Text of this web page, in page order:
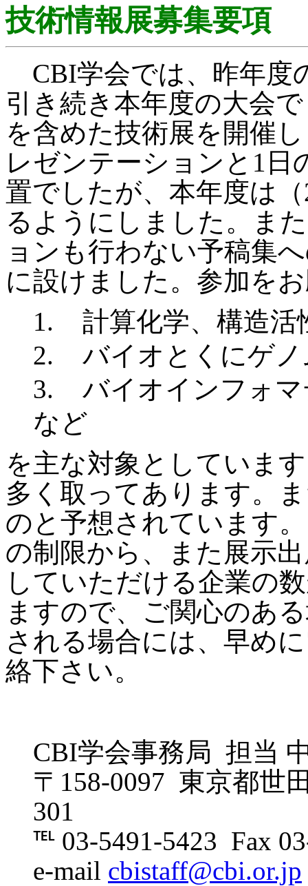
技術情報展募集要項
CBI学会では、昨年度
引き続き本年度の大会
を含めた技術展を開催
レゼンテーションと 1 日
置でしたが、本年度は（
るようにしました。ま
ョンも行わない予稿集
に設けました。参加を
1.
計算化学、構造活
2.
バイオとくにゲ
3.
バイオインフォ
など
を主な対象としていま
多く取ってあります。
のと予想されています
の制限から、また展示
していただける企業の
ますので、ご関心のあ
される場合には、早め
絡下さい。
CBI学会事務局 担当
〒158-0097 東京都世
301
℡ 03-5491-5423 Fax
e-mail cbistaff@cbi.or.jp